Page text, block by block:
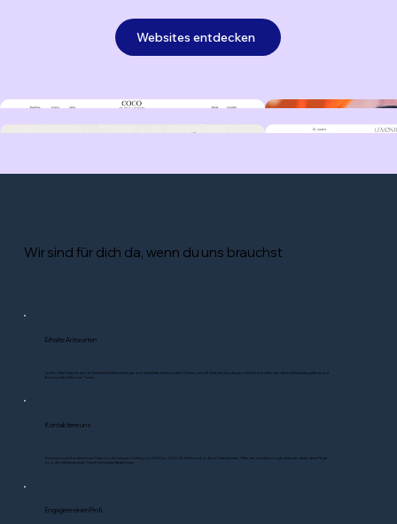
Websites entdecken
Wir sind für dich da, wenn du uns brauchst
Erhalte Antworten
Im Wix Hilfe-Center findest du Schritt-für-Schritt-Anleitungen und detaillierte Artikel zu allen Themen, wie z.B. Website-Grundlagen, DSGVO und mehr. Gib deine Schlüsselbegriffe ein und
browse alle Artikel zum Thema.
Kontaktiere uns
Du kannst unser Kundenservice-Team von Sonntag bis Freitag von 8:00 bis 21:00 Uhr telefonisch oder im Chat erreichen. Öffne den Livechat und gib entweder direkt deine Frage
ein oder vereinbare einen Termin mit unseren Berater:innen.
Engagiere einen Profi